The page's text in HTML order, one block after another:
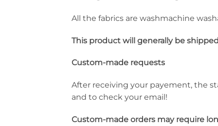
All the fabrics are washmachine
This product will generally be
Custom-made requests
After receiving your payement, the
and to check your email!
Custom-made orders may require